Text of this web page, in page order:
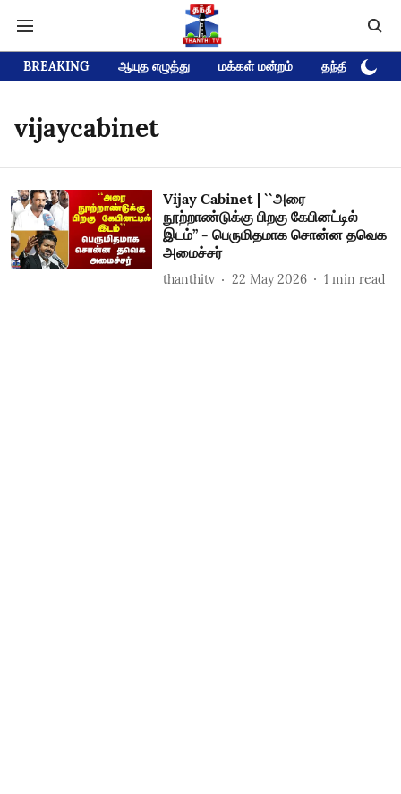
BREAKING ஆயுத எழுத்து மக்கள் மன்றம் தந்தி டிவி
vijaycabinet
Vijay Cabinet | ``அரை
நூற்றாண்டுக்கு பிறகு கேபினட்டில்
இடம்’’ - பெருமிதமாக சொன்ன தவெக
அமைச்சர்
thanthitv 22 May 2026 1 min read